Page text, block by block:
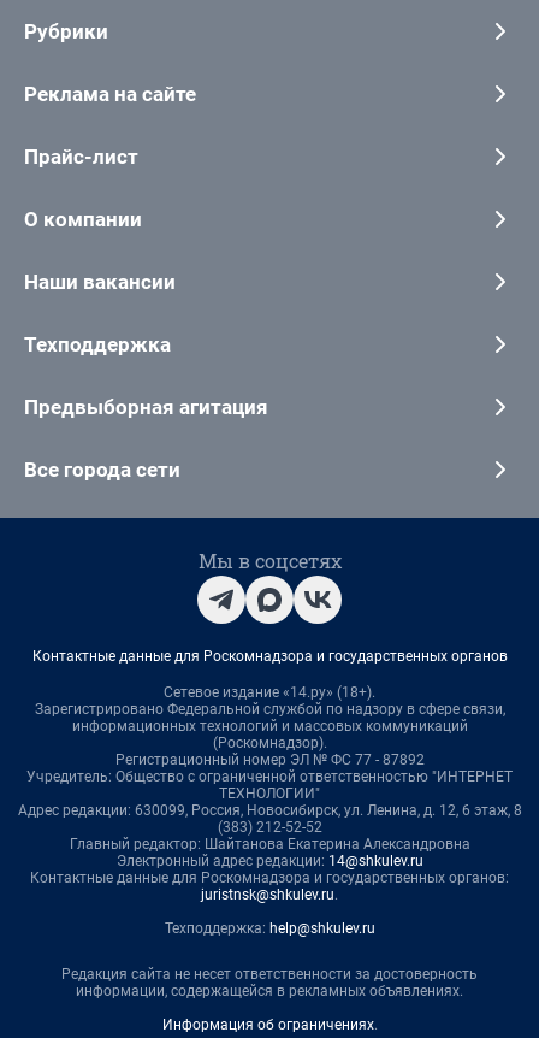
Рубрики
Реклама на сайте
Прайс-лист
О компании
Наши вакансии
Техподдержка
Предвыборная агитация
Все города сети
Мы в соцсетях
Контактные данные для Роскомнадзора и государственных органов
Сетевое издание «14.ру» (18+).
Зарегистрировано Федеральной службой по надзору в сфере связи,
информационных технологий и массовых коммуникаций
(Роскомнадзор).
Регистрационный номер ЭЛ № ФС 77 - 87892
Учредитель: Общество с ограниченной ответственностью "ИНТЕРНЕТ
ТЕХНОЛОГИИ"
Адрес редакции: 630099, Россия, Новосибирск, ул. Ленина, д. 12, 6 этаж, 8
(383) 212-52-52
Главный редактор: Шайтанова Екатерина Александровна
Электронный адрес редакции: 14@shkulev.ru
Контактные данные для Роскомнадзора и государственных органов:
juristnsk@shkulev.ru.
Техподдержка: help@shkulev.ru
Редакция сайта не несет ответственности за достоверность
информации, содержащейся в рекламных объявлениях.
Информация об ограничениях.